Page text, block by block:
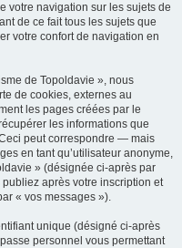
votre navigation sur les sujets de
de ce fait tous les sujets que
votre confort de navigation en
de Topoldavie », nous
de cookies, externes au
les pages créées par le
les informations que
peut correspondre — mais
en tant qu’utilisateur anonyme,
» (désignée ci-après par
après votre inscription et
« vos messages »).
unique (désigné ci-après
personnel vous permettant